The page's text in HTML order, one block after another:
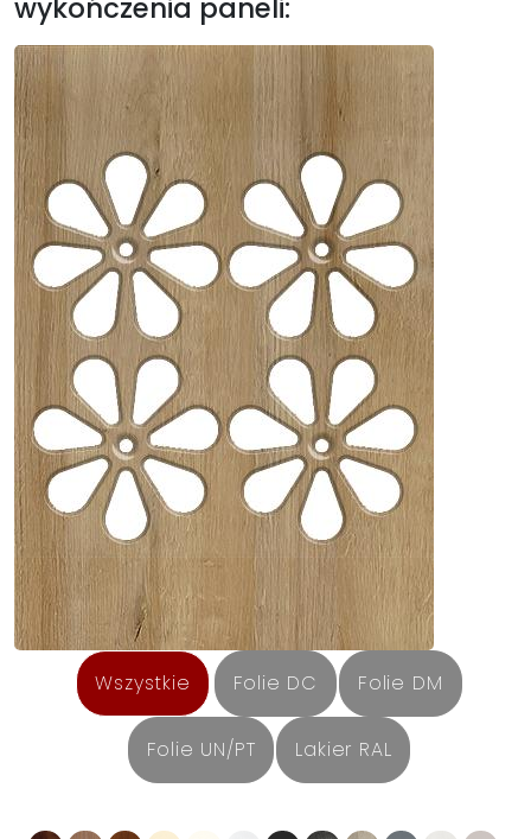
wykończenia paneli:
Wszystkie Folie DC Folie DM
Folie UN/PT Lakier RAL